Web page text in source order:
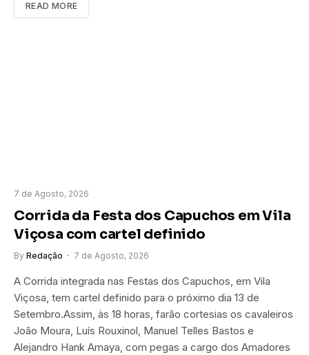
READ MORE
7 de Agosto, 2026
Corrida da Festa dos Capuchos em Vila
Viçosa com cartel definido
By Redação 7 de Agosto, 2026
A Corrida integrada nas Festas dos Capuchos, em Vila
Viçosa, tem cartel definido para o próximo dia 13 de
Setembro.Assim, às 18 horas, farão cortesias os cavaleiros
João Moura, Luís Rouxinol, Manuel Telles Bastos e
Alejandro Hank Amaya, com pegas a cargo dos Amadores